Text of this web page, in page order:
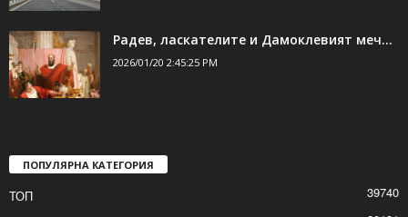
Радев, ласкателите и Дамоклевият меч…
2026/01/20 2:45:25 PM
ПОПУЛЯРНА КАТЕГОРИЯ
ТОП
39740